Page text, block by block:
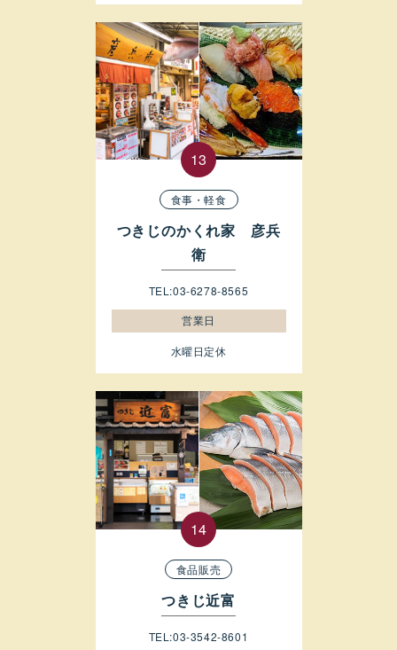
食事・軽食
つきじのかくれ家 彦兵
衛
TEL:03-6278-8565
営業日
水曜日定休
食品販売
つきじ近富
TEL:03-3542-8601